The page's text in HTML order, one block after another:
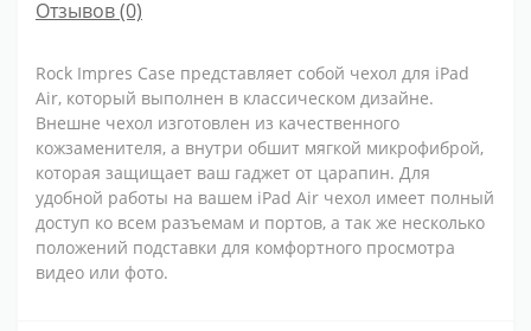
Отзывов (0)
Rock Impres Case представляет собой чехол для iPad
Air, который выполнен в классическом дизайне.
Внешне чехол изготовлен из качественного
кожзаменителя, а внутри обшит мягкой микрофиброй,
которая защищает ваш гаджет от царапин. Для
удобной работы на вашем iPad Air чехол имеет полный
доступ ко всем разъемам и портов, а так же несколько
положений подставки для комфортного просмотра
видео или фото.